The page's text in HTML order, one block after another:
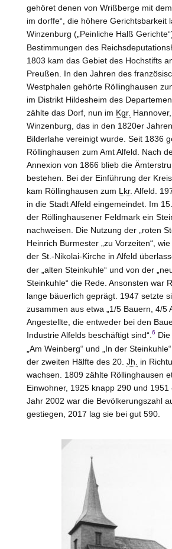
gehöret denen von Wrißberge mit
im dorffe“, die höhere Gerichtsbarkeit
Winzenburg („Peinliche Halß
Bestimmungen des
1803 kam das Gebiet des Hochstifts
Preußen. In den Jahren des
Westphalen gehörte Röllinghausen
im Distrikt Hildesheim des
zählte das Dorf, nun im Kgr.
Winzenburg, das in den 1820er
Bilderlahe vereinigt wurde. Seit 1836
Röllinghausen zum Amt Alfeld. Nach
Annexion von 1866 blieb die
bestehen. Bei der Einführung der
kam Röllinghausen zum Lkr. Alfeld.
in die Stadt Alfeld eingemeindet. Im 15.
der Röllinghausener Feldmark ein
nachweisen. Die Nutzung der „roten
Heinrich Burmester „zu Vorzeiten“,
der St.-Nikolai-Kirche in Alfeld
der „alten Steinkuhle“ und von der
Steinkuhle“ die Rede. Ansonsten war
lange bäuerlich geprägt. 1947 setzte
zusammen aus etwa „1/5 Bauern, 4/5
Angestellte, die entweder bei den
Industrie Alfelds beschäftigt sind“. 6
„Am Weinberg“ und „In der
der zweiten Hälfte des 20. Jh.
in
wachsen. 1809 zählte Röllinghausen
Einwohner, 1925 knapp 290 und 1951
Jahr 2002 war die Bevölkerungszahl
gestiegen, 2017 lag sie bei gut 590.